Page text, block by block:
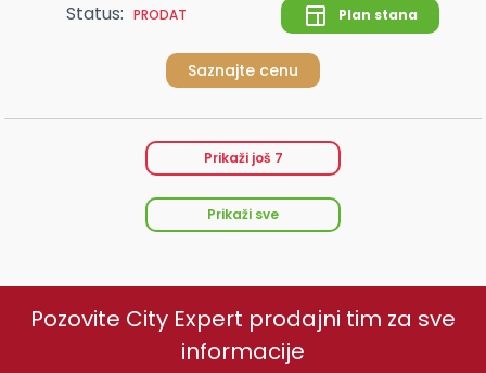
Status: PRODAT Plan stana
Saznajte cenu
Prikaži još 7
Prikaži sve
Pozovite City Expert prodajni tim za sve
informacije